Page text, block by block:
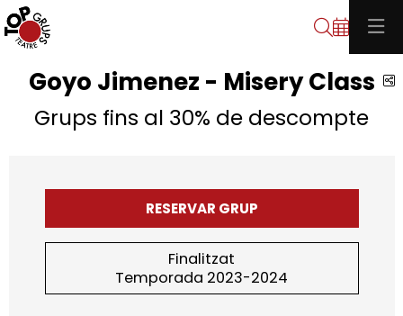
Cerca
Goyo Jimenez - Misery Class
Grups fins al 30% de descompte
RESERVAR GRUP
Finalitzat
Temporada 2023-2024